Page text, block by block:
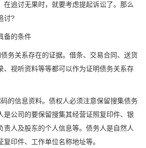
在追讨无果时，就要考虑提起诉讼了。那么
讨?
的条件
关系存在的证据。借条、交易合同、送货
、视听资料等等都可以作为证明债务关系存
信息资料。债权人必须注意保留搜集债务
是公司的要保留搜集其经营证照复印件、银
责人及股东的个人信息等。债务人是自然人
印件、工作单位名称地址等。